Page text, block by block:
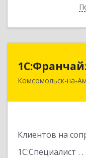
Комсомольск-на-
Клиентов на
1С:Специалист
681000,